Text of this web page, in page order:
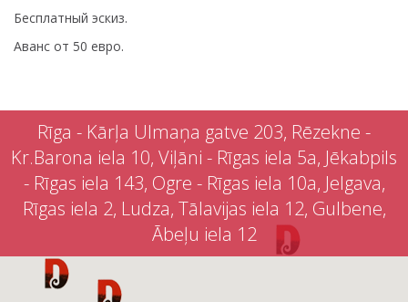
Бесплатный эскиз.
Аванс от 50 евро.
Rīga - Kārļa Ulmaņa gatve 203, Rēzekne -
Kr.Barona iela 10, Viļāni - Rīgas iela 5a, Jēkabpils
- Rīgas iela 143, Ogre - Rīgas iela 10a, Jelgava,
Rīgas iela 2, Ludza, Tālavijas iela 12, Gulbene,
Ābeļu iela 12